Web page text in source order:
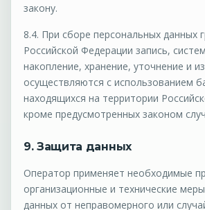
закону.
8.4. При сборе персональных данных
Российской Федерации запись,
накопление, хранение, уточнение и
осуществляются с использованием
находящихся на территории
кроме предусмотренных законом
9. Защита данных
Оператор применяет необходимые
организационные и технические
данных от неправомерного или